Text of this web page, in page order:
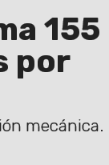
155
por
mecánica.